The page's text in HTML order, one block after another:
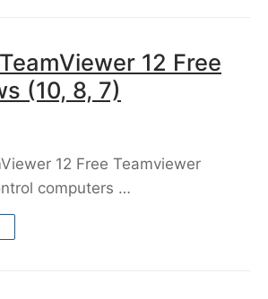
12 Free
(10, 8, 7)
12 Free Teamviewer
computers …